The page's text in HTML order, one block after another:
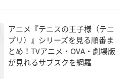
アニメ『テニスの王子様（テニ
プリ）』シリーズを見る順番ま
とめ！TVアニメ・OVA・劇場版
が見れるサブスクを網羅